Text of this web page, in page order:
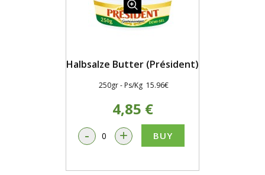
Halbsalze Butter (Président)
250gr - Ps/Kg 15.96€
4,85 €
- + BUY